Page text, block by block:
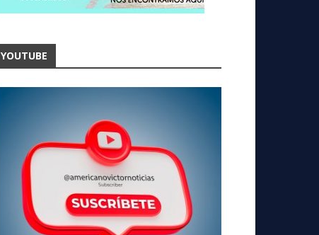
YOUTUBE